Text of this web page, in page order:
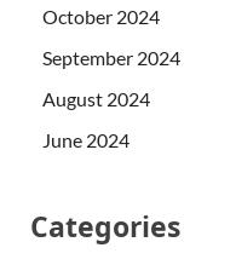
October 2024
September 2024
August 2024
June 2024
Categories